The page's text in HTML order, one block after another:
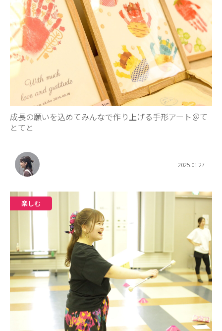
成長の願いを込めてみんなで作り上げる手形アート＠て
とてと
2025.01.27
楽しむ